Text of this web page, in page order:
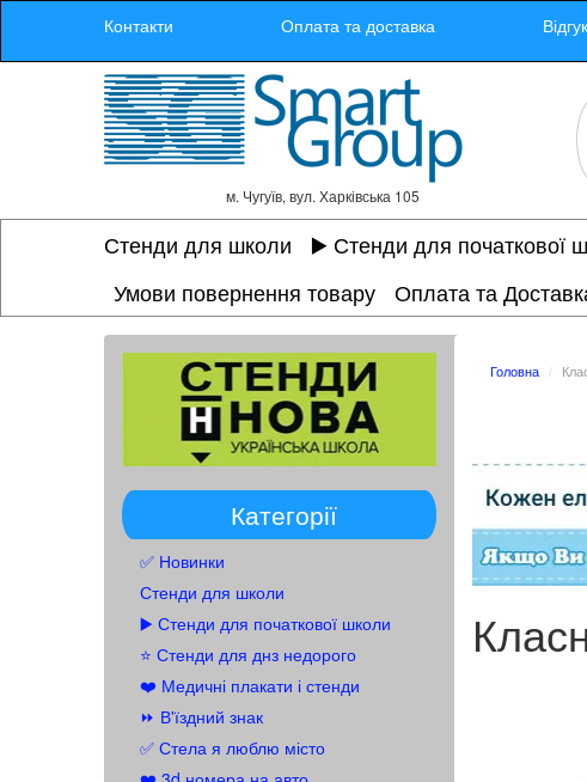
Контакти Оплата та доставка
м. Чугуїв, вул. Харківська 105
Стенди для школи ▶️ Стенди для початкової
Умови повернення товару
Оплата та
Категорії
✅ Новинки
Стенди для школи
▶️ Стенди для початкової школи
⭐ Стенди для днз недорого
❤️ Медичні плакати і стенди
⏩ В'їздний знак
✅ Стела я люблю місто
Головна